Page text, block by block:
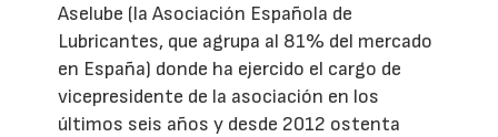
Aselube (la Asociación Española de
Lubricantes, que agrupa al 81% del mercado
en España) donde ha ejercido el cargo de
vicepresidente de la asociación en los
últimos seis años y desde 2012 ostenta